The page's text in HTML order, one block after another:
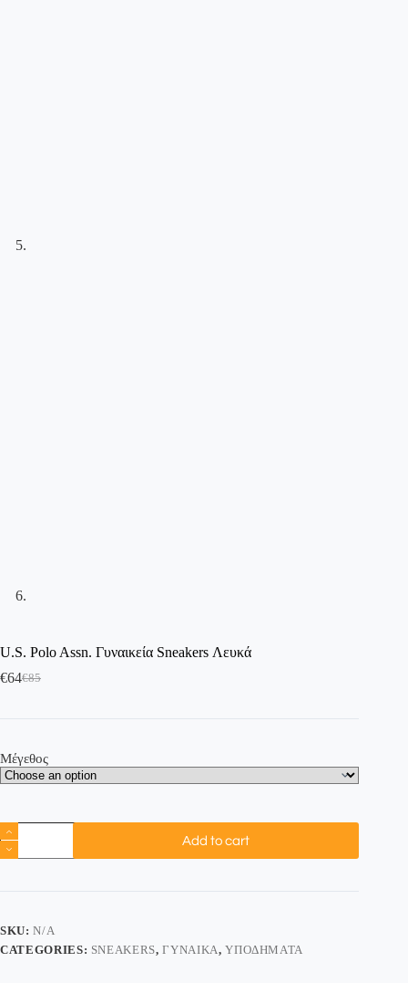
U.S. Polo Assn. Γυναικεία Sneakers Λευκά
€85
€64
Μέγεθος
Add to cart
SKU:N/A
CATEGORIES: SNEAKERS,ΓΥΝΑΊΚΑ,ΥΠΟΔΉΜΑΤΑ